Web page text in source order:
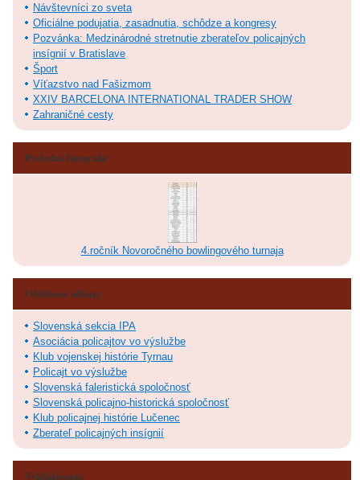
Návštevníci zo sveta
Oficiálne podujatia, zasadnutia, schôdze a kongresy
Pozvánka: Medzinárodné stretnutie zberateľov policajných
insígnií v Bratislave
Šport
Víťazstvo nad Fašizmom
XXIV BARCELONA INTERNATIONAL TRADER SHOW
Zahraničné cesty
Posledné fotografie
4.ročník Novoročného bowlingového turnaja
Obľúbené odkazy
Slovenská sekcia IPA
Asociácia policajtov vo výslužbe
Klub vojenskej histórie Tyrnau
Policajt vo výslužbe
Slovenská faleristická spoločnosť
Slovenská policajno-historická spoločnosť
Klub policajnej histórie Lučenec
Zberateľ policajných insígnií
Vyhľadávanie